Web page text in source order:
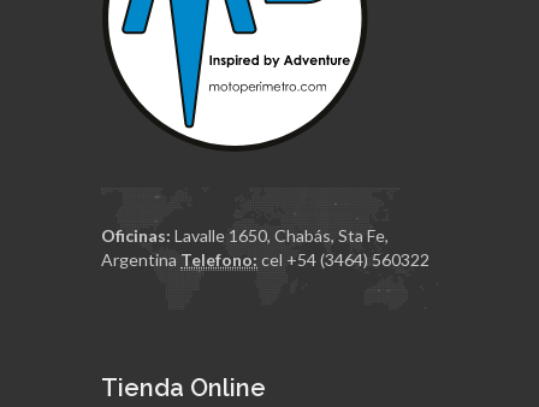
Oficinas: Lavalle 1650, Chabás, Sta Fe,
Argentina Telefono: cel +54 (3464) 560322
Tienda Online